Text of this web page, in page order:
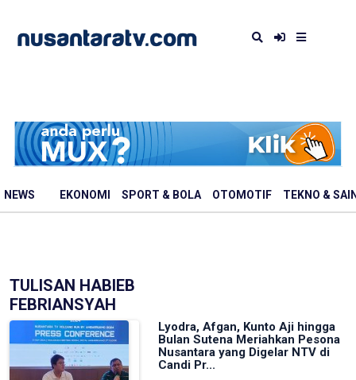
NEWS EKONOMI SPORT & BOLA OTOMOTIF TEKNO &
TULISAN HABIEB
FEBRIANSYAH
Lyodra, Afgan, Kunto Aji hingga
Bulan Sutena Meriahkan Pesona
Nusantara yang Digelar NTV di
Candi Pr...